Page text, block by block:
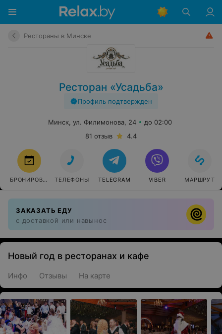
Рестораны в Минске
Ресторан «Усадьба»
Профиль подтвержден
Минск, ул. Филимонова, 24
до 02:00
81 отзыв
4.4
БРОНИРОВАТЬ ТЕЛЕФОНЫ TELEGRAM VIBER МАРШРУТ
ЗАКАЗАТЬ ЕДУ
с доставкой или навынос
Новый год в ресторанах и кафе
Инфо Отзывы На карте